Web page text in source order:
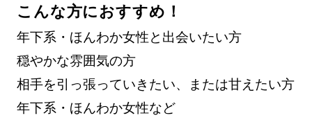
こんな方におすすめ！
年下系・ほんわか女性と出会いたい方
穏やかな雰囲気の方
相手を引っ張っていきたい、または甘えたい方
年下系・ほんわか女性など